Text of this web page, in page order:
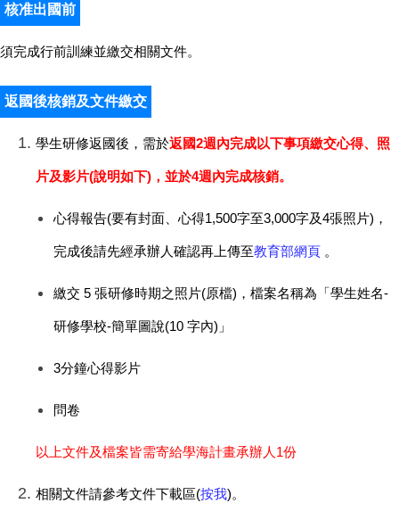
核准出國前
須完成行前訓練並繳交相關文件。
返國後核銷及文件繳交
學生研修返國後，需於返國2週內完成以下事項繳交心得、照
片及影片(說明如下)，並於4週內完成核銷。
心得報告(要有封面、心得1,500字至3,000字及4張照片)，
完成後請先經承辦人確認再上傳至教育部網頁 。
繳交 5 張研修時期之照片(原檔)，檔案名稱為「學生姓名-
研修學校-簡單圖說(10 字內)」
3分鐘心得影片
問卷
以上文件及檔案皆需寄給學海計畫承辦人1份
相關文件請參考文件下載區(按我)。